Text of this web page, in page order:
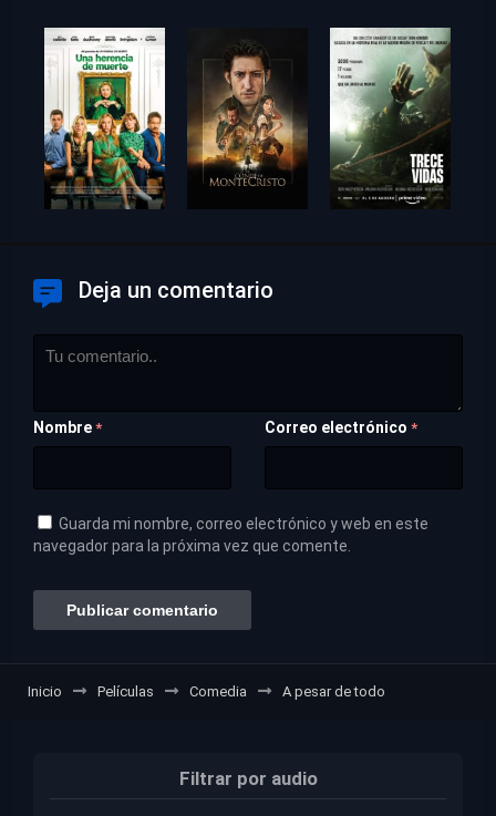
Deja un comentario
Nombre * Correo electrónico *
Guarda mi nombre, correo electrónico y web en este
navegador para la próxima vez que comente.
Inicio Películas Comedia A pesar de todo
Filtrar por audio